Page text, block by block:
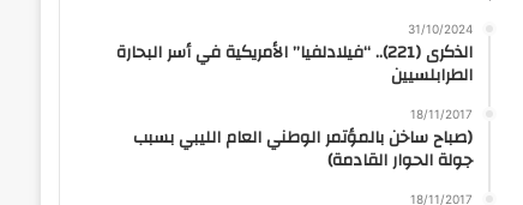
31/10/2024
الذكرى (221).. “فيلادلفيا” الأمريكية في أسر البحارة
الطرابلسيين
18/11/2017
(صباح ساخن بالمؤتمر الوطني العام الليبي بسبب
جولة الحوار القادمة)
18/11/2017